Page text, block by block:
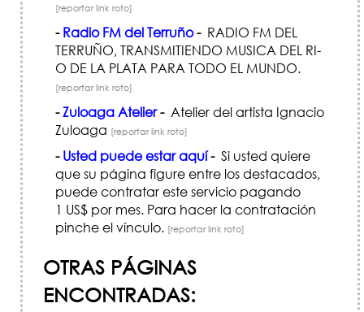
[reportar link roto]
- Radio FM del Terruño-RADIO FM DEL
TERRUÑO, TRANSMITIENDO MUSICA DEL RI­
O DE LA PLATA PARA TODO EL MUNDO.
[reportar link roto]
-Zuloaga Atelier-Atelier del artista Ignacio
Zuloaga [reportar link roto]
- Usted puede estar aquí-Si usted quiere
que su página figure entre los destacados,
puede contratar este servicio pagando
1 US$ por mes. Para hacer la contratación
pinche el vínculo. [reportar link roto]
OTRAS PÁGINAS
ENCONTRADAS: